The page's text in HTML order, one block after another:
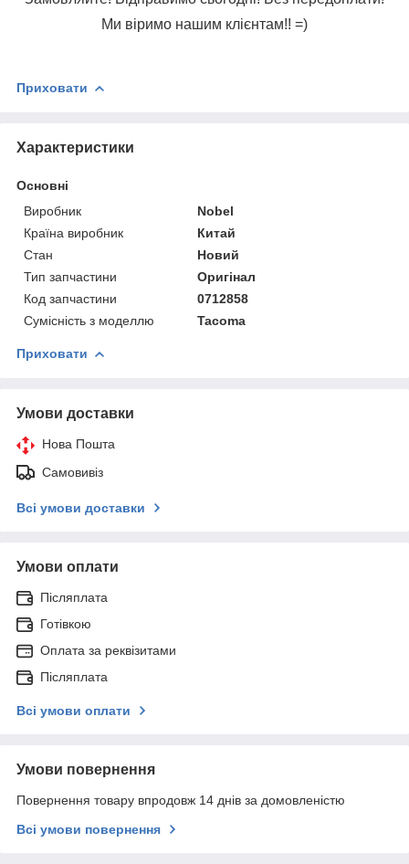
Ми віримо нашим клієнтам!! =)
Приховати
Характеристики
Основні
Виробник
Nobel
Країна виробник
Китай
Стан
Новий
Тип запчастини
Оригінал
Код запчастини
0712858
Сумісність з моделлю
Tacoma
Приховати
Умови доставки
Нова Пошта
Самовивіз
Всі умови доставки
Умови оплати
Післяплата
Готівкою
Оплата за реквізитами
Післяплата
Всі умови оплати
Умови повернення
Повернення товару впродовж 14 днів за домовленістю
Всі умови повернення